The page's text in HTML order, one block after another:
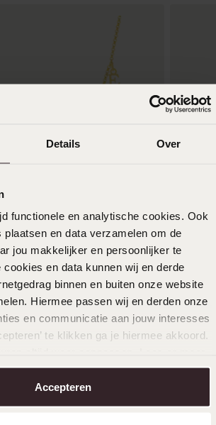
Details Over
functionele en analytische cookies. Ook
plaatsen en data verzamelen om de
jou makkelijker en persoonlijker te
cookies en data kunnen wij en derde
binnen en buiten onze website
Hiermee passen wij en derden onze
en communicatie aan jouw interesses
te klikken ga je hiermee akkoord.
.
Accepteren
naamketting voor dames
59
ook